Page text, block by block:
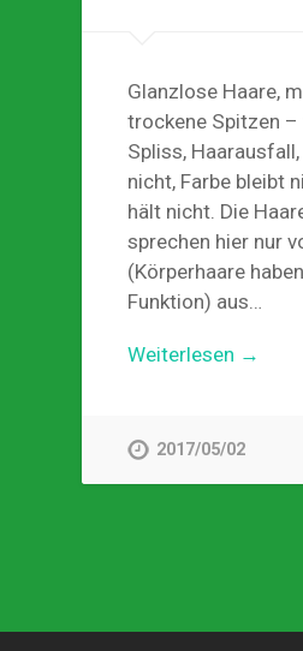
Glanzlose Haare,
trockene Spitzen
Spliss,
nicht, Farbe bleibt
hält nicht. Die
sprechen hier nur
(Körperhaare
Funktion) aus…
Weiterlesen →
2017/05/02